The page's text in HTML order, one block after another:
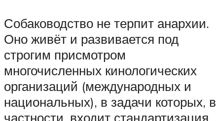
Собаководство не терпит анархии.
Оно живёт и развивается под
строгим присмотром
многочисленных кинологических
организаций (международных и
национальных), в задачи которых, в
частности, входит стандартизация